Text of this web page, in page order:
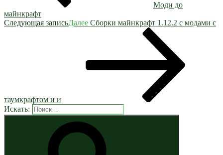
Моди до
майнкрафт
Следующая записьДалее Сборки майнкрафт 1.12.2 с модами с
таумкрафтом и и
Искать: